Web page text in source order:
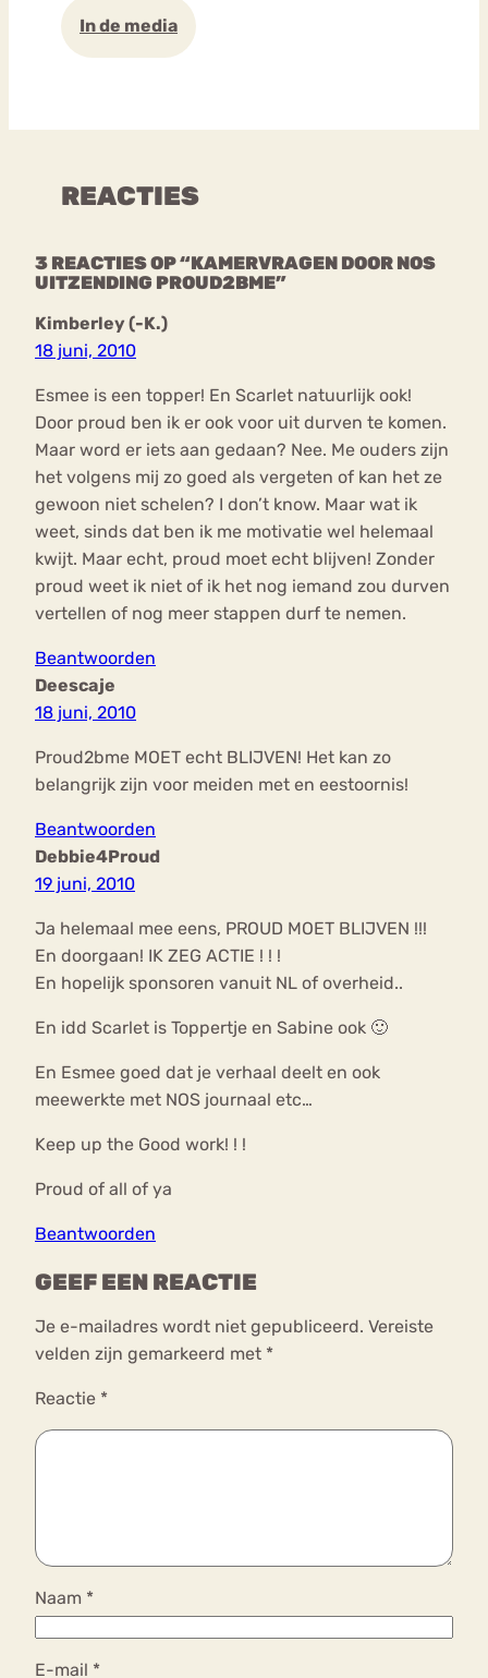
In de media
REACTIES
3 REACTIES OP “KAMERVRAGEN DOOR NOS
UITZENDING PROUD2BME”
Kimberley (-K.)
18 juni, 2010
Esmee is een topper! En Scarlet natuurlijk ook!
Door proud ben ik er ook voor uit durven te komen.
Maar word er iets aan gedaan? Nee. Me ouders zijn
het volgens mij zo goed als vergeten of kan het ze
gewoon niet schelen? I don’t know. Maar wat ik
weet, sinds dat ben ik me motivatie wel helemaal
kwijt. Maar echt, proud moet echt blijven! Zonder
proud weet ik niet of ik het nog iemand zou durven
vertellen of nog meer stappen durf te nemen.
Beantwoorden
Deescaje
18 juni, 2010
Proud2bme MOET echt BLIJVEN! Het kan zo
belangrijk zijn voor meiden met en eestoornis!
Beantwoorden
Debbie4Proud
19 juni, 2010
Ja helemaal mee eens, PROUD MOET BLIJVEN !!!
En doorgaan! IK ZEG ACTIE ! ! !
En hopelijk sponsoren vanuit NL of overheid..
En idd Scarlet is Toppertje en Sabine ook 🙂
En Esmee goed dat je verhaal deelt en ook
meewerkte met NOS journaal etc…
Keep up the Good work! ! !
Proud of all of ya
Beantwoorden
GEEF EEN REACTIE
Je e-mailadres wordt niet gepubliceerd. Vereiste
velden zijn gemarkeerd met *
Reactie *
Naam *
E-mail *